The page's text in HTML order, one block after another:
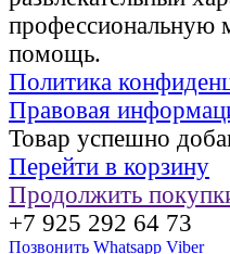
профессиональную
помощь.
Политика
Правовая
Товар успешно
Перейти в корзину
Продолжить
+7 925 292 64 73
Позвонить Whatsapp Viber